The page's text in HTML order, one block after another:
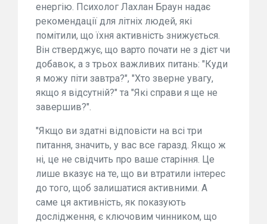
енергію. Психолог Лахлан Браун надає
рекомендації для літніх людей, які
помітили, що їхня активність знижується.
Він стверджує, що варто почати не з дієт чи
добавок, а з трьох важливих питань: "Куди
я можу піти завтра?", "Хто зверне увагу,
якщо я відсутній?" та "Які справи я ще не
завершив?".
"Якщо ви здатні відповісти на всі три
питання, значить, у вас все гаразд. Якщо ж
ні, це не свідчить про ваше старіння. Це
лише вказує на те, що ви втратили інтерес
до того, щоб залишатися активними. А
саме ця активність, як показують
дослідження, є ключовим чинником, що